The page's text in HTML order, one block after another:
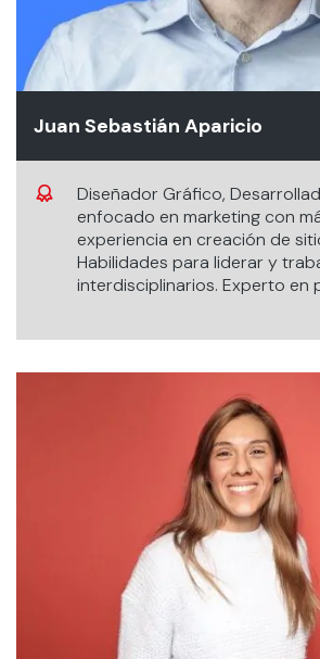
Juan Sebastián Aparicio
Diseñador Gráfico,
enfocado en marketing con
experiencia en creación de
Habilidades para liderar y
interdisciplinarios. Experto en